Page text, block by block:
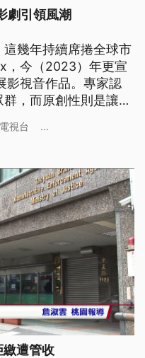
劇引領風潮
幾年持續席捲全球市
，今（2023）年更宣
影視音作品。專家認
，而原創性則是讓南
電視台 ...
繳遭管收